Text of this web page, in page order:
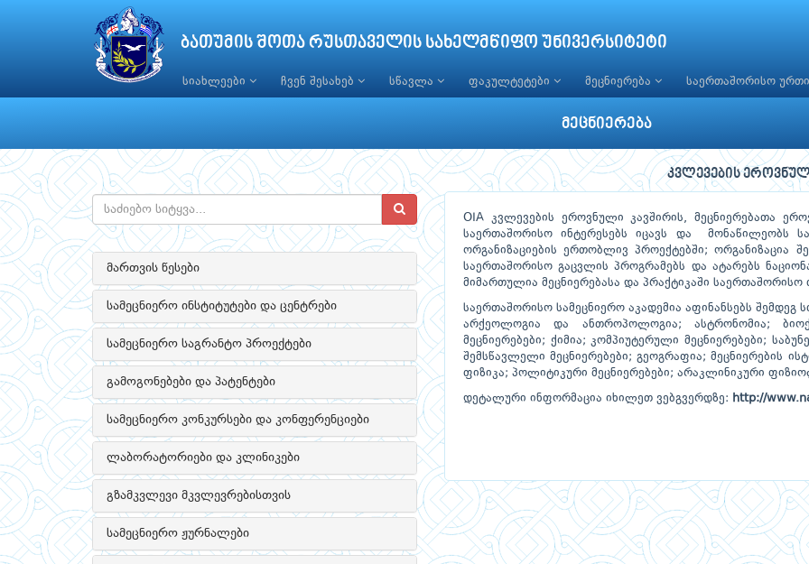
ბათუმის შოთა რუსთაველის სახელმწიფო უნივერსიტეტი
სიახლეები ჩვენ შესახებ სწავლა ფაკულტეტები მეცნიერება საერთაშორისო
მეცნიერება
მართვის წესები
სამეცნიერო ინსტიტუტები და ცენტრები
სამეცნიერო საგრანტო პროექტები
გამოგონებები და პატენტები
სამეცნიერო კონკურსები და კონფერენციები
ლაბორატორიები და კლინიკები
გზამკვლევი მკვლევრებისთვის
სამეცნიერო ჟურნალები
კვლევების
OIA კვლევების ეროვნული კავშირის, მეცნიერებათა
საერთაშორისო ინტერესებს იცავს და მონაწილეობს
ორგანიზაციების ერთობლივ პროექტებში; ორგანიზაცია
საერთაშორისო გაცვლის პროგრამებს და ატარებს
მიმართულია მეცნიერებასა და პრაქტიკაში
საერთაშორისო სამეცნიერო აკადემია აფინანსებს შემდეგ
არქეოლოგია და ანთროპოლოგია; ასტრონომია;
მეცნიერებები; ქიმია; კომპიუტერული მეცნიერებები;
შემსწავლელი მეცნიერებები; გეოგრაფია; მეცნიერების
ფიზიკა; პოლიტიკური მეცნიერებები; არაკლინიკური
დეტალური ინფორმაცია იხილეთ ვებგვერდზე: http://